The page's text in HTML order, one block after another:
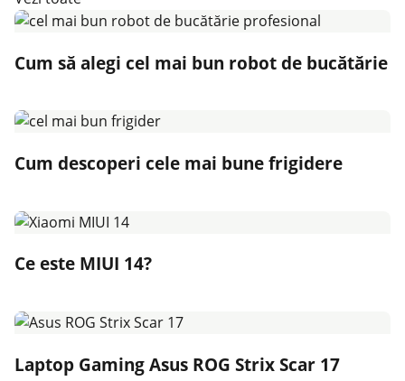
Cum să alegi cel mai bun robot de bucătărie
Cum descoperi cele mai bune frigidere
Ce este MIUI 14?
Laptop Gaming Asus ROG Strix Scar 17